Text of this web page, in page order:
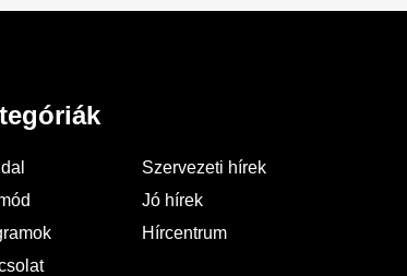
Szervezeti hírek
Jó hírek
Hírcentrum